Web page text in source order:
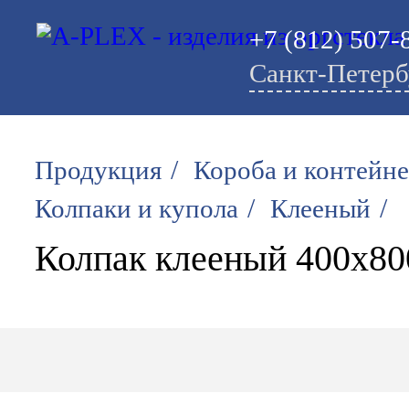
+7 (812) 507-
Санкт-
Продукция / Короба и
Колпаки и купола / Клееный /
Колпак клееный